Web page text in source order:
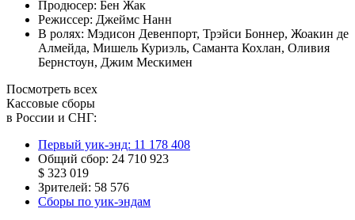
Продюсер: Бен Жак
Режиссер: Джеймс Нанн
В ролях: Мэдисон Девенпорт, Трэйси Боннер, Жоакин де
Алмейда, Мишель Куриэль, Саманта Кохлан, Оливия
Бернстоун, Джим Мескимен
Посмотреть всех
Кассовые сборы
в России и СНГ:
Первый уик-энд: 11 178 408
Общий сбор: 24 710 923
$ 323 019
Зрителей: 58 576
Сборы по уик-эндам